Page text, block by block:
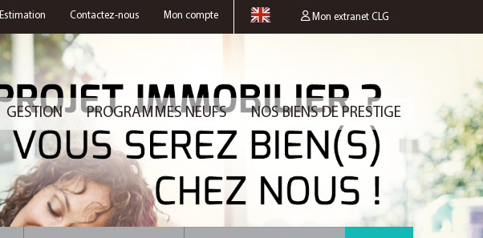
Mon extranet CLG
Estimation Contactez-nous Mon compte
GESTION PROGRAMMES NEUFS NOS BIENS DE PRESTIGE